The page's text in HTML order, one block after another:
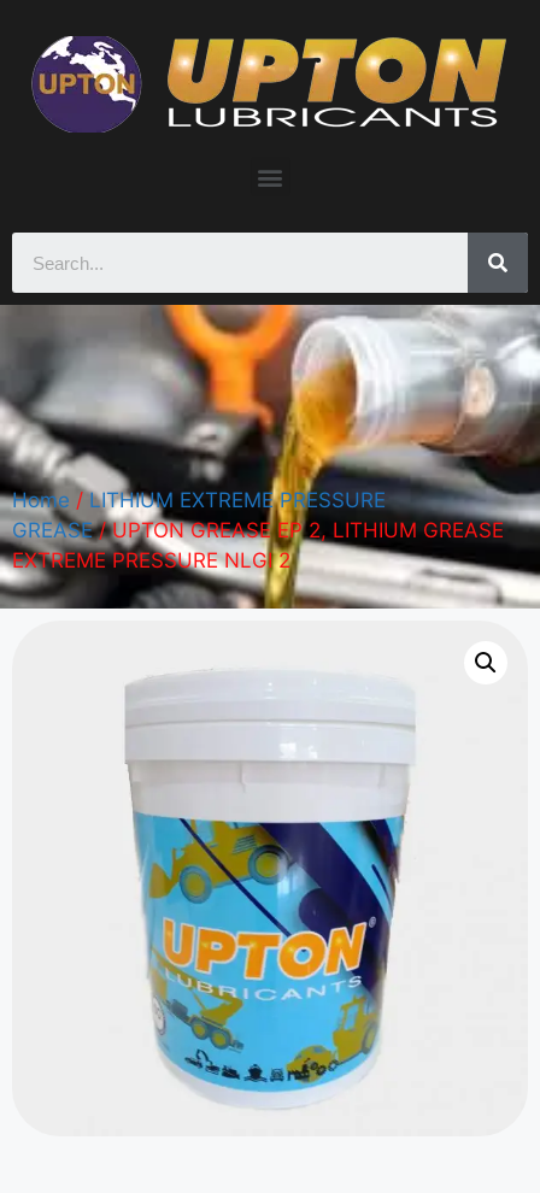
Home / LITHIUM EXTREME PRESSURE
GREASE/ UPTON GREASE EP 2, LITHIUM GREASE
EXTREME PRESSURE NLGI 2